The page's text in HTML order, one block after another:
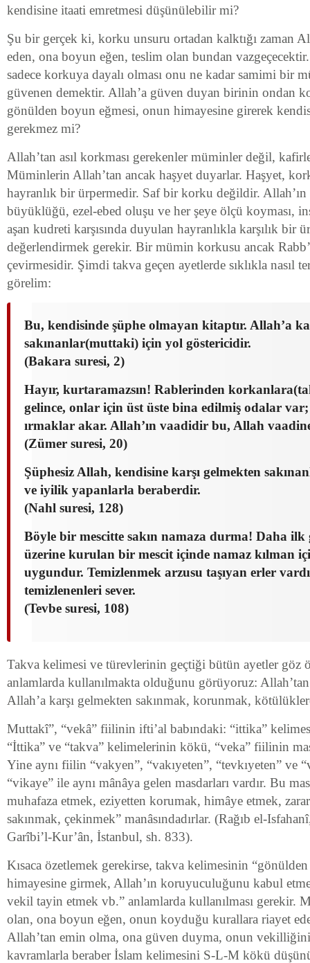
kendisine itaati emretmesi düşünülebilir mi?
Şu bir gerçek ki, korku unsuru ortadan kalktığı zaman
eden, ona boyun eğen, teslim olan bundan
sadece korkuya dayalı olması onu ne kadar samimi bir
güvenen demektir. Allah’a güven duyan birinin ondan
gönülden boyun eğmesi, onun himayesine girerek
gerekmez mi?
Allah’tan asıl korkması gerekenler müminler değil,
Müminlerin Allah’tan ancak haşyet duyarlar. Haşyet,
hayranlık bir ürpermedir. Saf bir korku değildir.
büyüklüğü, ezel-ebed oluşu ve her şeye ölçü koyması,
aşan kudreti karşısında duyulan hayranlıkla karşılık bir
değerlendirmek gerekir. Bir mümin korkusu ancak
çevirmesidir. Şimdi takva geçen ayetlerde sıklıkla nasıl
görelim:
Bu, kendisinde şüphe olmayan kitaptır. Allah’a
sakınanlar(muttaki) için yol göstericidir.
(Bakara suresi, 2)
Hayır, kurtaramazsın! Rablerinden
gelince, onlar için üst üste bina edilmiş odalar
ırmaklar akar. Allah’ın vaadidir bu, Allah
(Zümer suresi, 20)
Şüphesiz Allah, kendisine karşı gelmekten
ve iyilik yapanlarla beraberdir.
(Nahl suresi, 128)
Böyle bir mescitte sakın namaza durma! Daha
üzerine kurulan bir mescit içinde namaz kılman
uygundur. Temizlenmek arzusu taşıyan erler
temizlenenleri sever.
(Tevbe suresi, 108)
Takva kelimesi ve türevlerinin geçtiği bütün ayetler göz
anlamlarda kullanılmakta olduğunu görüyoruz:
Allah’a karşı gelmekten sakınmak, korunmak,
Muttakî”, “vekâ” fiilinin ifti’al babındaki: “ittika”
“İttika” ve “takva” kelimelerinin kökü, “veka” fiilinin
Yine aynı fiilin “vakyen”, “vakıyeten”, “tevkıyeten” ve
“vikaye” ile aynı mânâya gelen masdarları vardır. Bu
muhafaza etmek, eziyetten korumak, himâye etmek,
sakınmak, çekinmek” manâsındadırlar. (Rağıb el-
Garîbi’l-Kur’ân, İstanbul, sh. 833).
Kısaca özetlemek gerekirse, takva kelimesinin
himayesine girmek, Allah’ın koruyuculuğunu kabul
vekil tayin etmek vb.” anlamlarda kullanılması gerekir.
olan, ona boyun eğen, onun koyduğu kurallara riayet
Allah’tan emin olma, ona güven duyma, onun
kavramlarla beraber İslam kelimesini S-L-M kökü